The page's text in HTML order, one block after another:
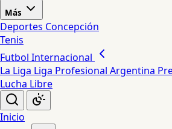
Más
Deportes Concepción
Tenis
Futbol Internacional
La Liga Liga Profesional Argentina
Lucha Libre
Inicio